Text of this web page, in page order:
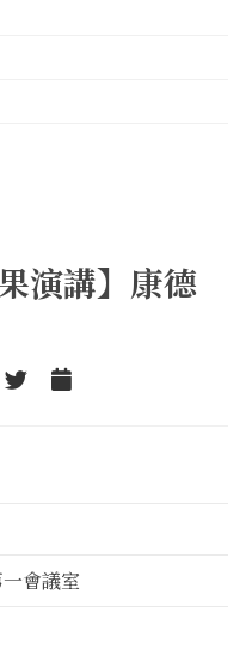
演講】康德
TwitterAdd to Calendar
會議室